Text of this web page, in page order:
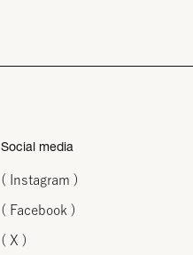
Social media
( Instagram )
( Facebook )
( X )